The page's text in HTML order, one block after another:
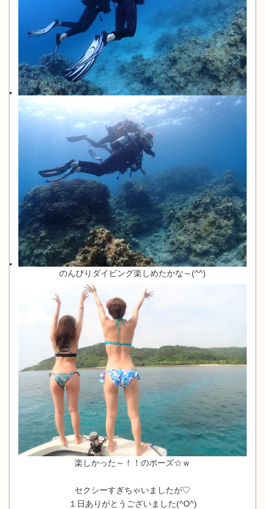
のんびりダイビング楽しめたかな～(^^)
楽しかった～！！のポーズ☆ｗ
セクシーすぎちゃいましたが♡
１日ありがとうございました(^O^)